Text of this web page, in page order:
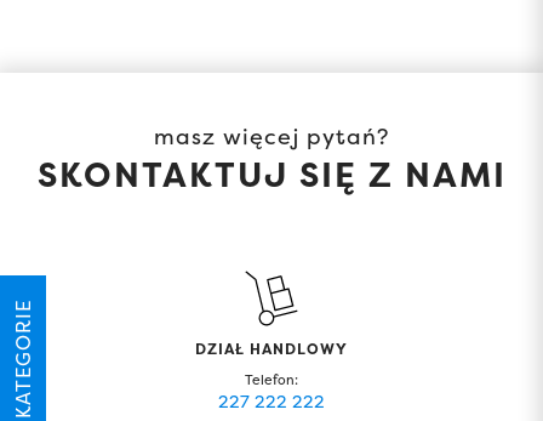
KATEGORIE
masz więcej pytań?
SKONTAKTUJ SIĘ Z NAMI
DZIAŁ HANDLOWY
Telefon:
227 222 222